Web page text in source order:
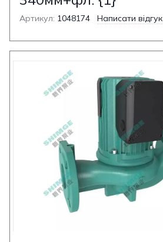
Артикул: 1048174 Написати відгук